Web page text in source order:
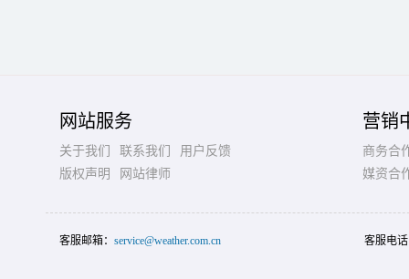
网站服务
关于我们 联系我们
用户反馈
版权声明
网站律师
营销
商务合
媒资合
客服邮箱： service@weather.com.cn 客服电